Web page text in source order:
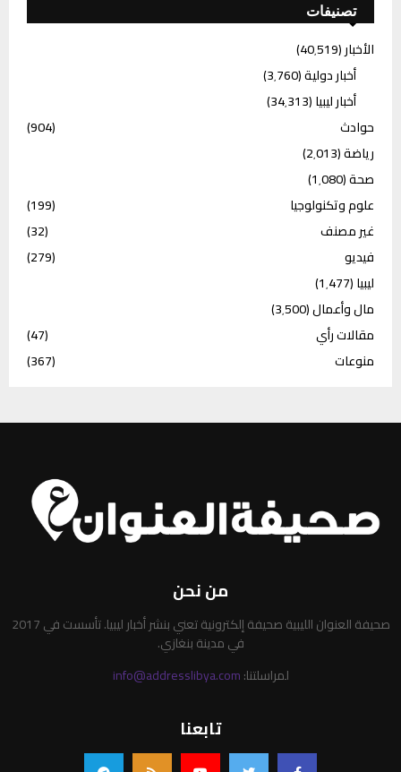
تصنيفات
الأخبار(40٬519)
أخبار دولية(3٬760)
أخبار ليبيا(34٬313)
حوادث
(904)
رياضة(2٬013)
صحة(1٬080)
علوم وتكنولوجيا
(199)
غير مصنف
(32)
فيديو
(279)
ليبيا(1٬477)
مال وأعمال(3٬500)
مقالات رأي
(47)
منوعات
(367)
من نحن
صحيفة العنوان الليبية صحيفة إلكترونية تعني بنشر أخبار ليبيا. تأسست في 2017
في مدينة بنغازي.
لمراسلتنا:info@addresslibya.com
تابعنا